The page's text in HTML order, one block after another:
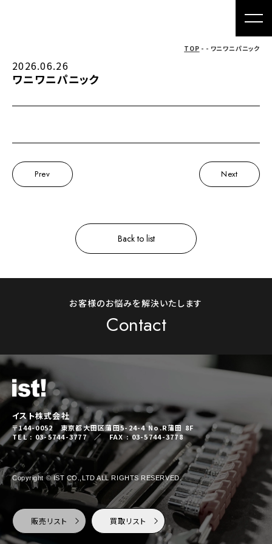
TOP - - ワニワニパニック
2026.06.26
ワニワニパニック
Prev Next
Back to list
お客様のお悩みを解決いたします
Contact
イスト株式会社
〒144-0052 東京都大田区蒲田5-24-4 No.R蒲田 8F
TEL : 03-5744-3777 ／ FAX : 03-5744-3778
Copyright © IST CO.,LTD ALL RIGHTS RESERVED.
販売リスト 買取リスト